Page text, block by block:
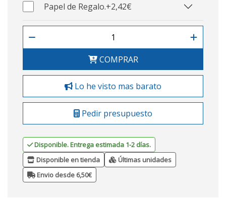
Papel de Regalo.+2,42€
COMPRAR
Lo he visto mas barato
Pedir presupuesto
Disponible. Entrega estimada 1-2 días.
Disponible en tienda
Últimas unidades
Envio desde 6,50€